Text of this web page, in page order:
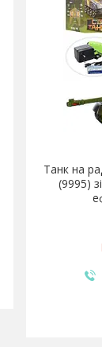
Танк на
(9995)